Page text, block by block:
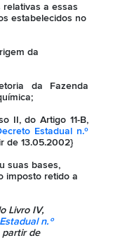
a essas
estabelecidos no
da
da Fazenda
II, do Artigo 11-B,
Estadual n.º
de 13.05.2002}
suas bases,
imposto retido a
Livro IV,
n.º
de